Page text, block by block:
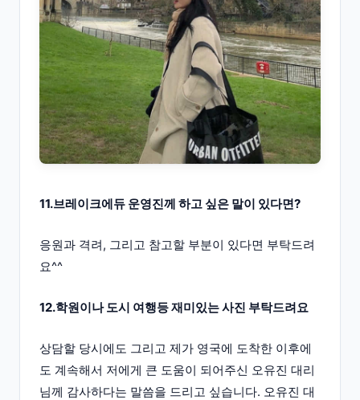
11.브레이크에듀 운영진께 하고 싶은 말이 있다면?
응원과 격려, 그리고 참고할 부분이 있다면 부탁드려
요^^
12.학원이나 도시 여행등 재미있는 사진 부탁드려요
상담할 당시에도 그리고 제가 영국에 도착한 이후에
도 계속해서 저에게 큰 도움이 되어주신 오유진 대리
님께 감사하다는 말씀을 드리고 싶습니다. 오유진 대